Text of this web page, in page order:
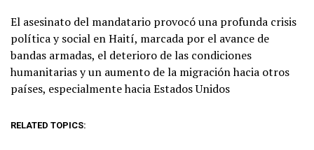
El asesinato del mandatario provocó una profunda crisis
política y social en Haití, marcada por el avance de
bandas armadas, el deterioro de las condiciones
humanitarias y un aumento de la migración hacia otros
países, especialmente hacia Estados Unidos
RELATED TOPICS: